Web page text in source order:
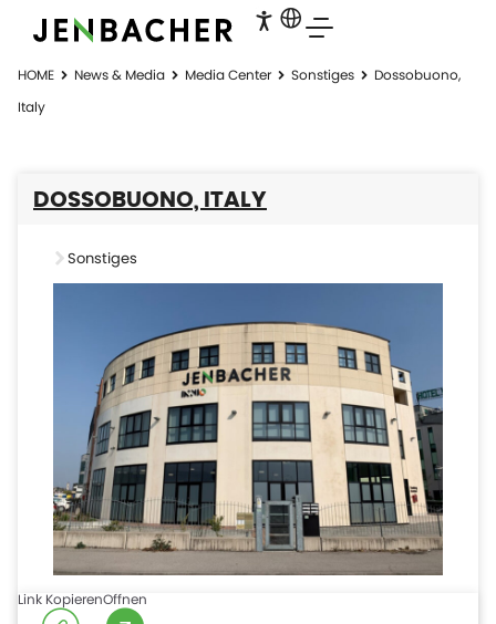
HOME News & Media Media Center Sonstiges
Dossobuono,
Italy
DOSSOBUONO, ITALY
Sonstiges
Link KopierenOffnen